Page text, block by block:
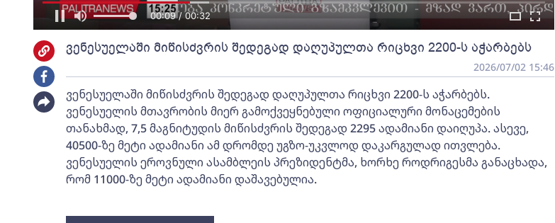
00:09 / 00:32
ვენესუელაში მიწისძვრის შედეგად დაღუპულთა რიცხვი 2200-ს აჭარბებს
2026/07/02 15:46
ვენესუელაში მიწისძვრის შედეგად დაღუპულთა რიცხვი 2200-ს აჭარბებს.
ვენესუელის მთავრობის მიერ გამოქვეყნებული ოფიციალური მონაცემების
თანახმად, 7,5 მაგნიტუდის მიწისძვრის შედეგად 2295 ადამიანი დაიღუპა. ასევე,
40500-ზე მეტი ადამიანი ამ დრომდე უგზო-უკვლოდ დაკარგულად ითვლება.
ვენესუელის ეროვნული ასამბლეის პრეზიდენტმა, ხორხე როდრიგესმა განაცხადა,
რომ 11000-ზე მეტი ადამიანი დაშავებულია.